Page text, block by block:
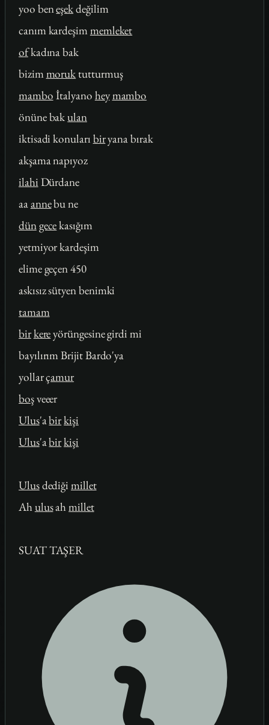
yoo beneşekdeğilim
canım kardeşimmemleket
ofkadına bak
bizimmoruk tutturmuş
mambo İtalyano heymambo
önüne bakulan
iktisadi konuları biryana bırak
akşama napıyoz
ilahi Dürdane
aaannebu ne
düngecekasığım
yetmiyor kardeşim
elime geçen 450
askısız sütyen benimki
tamam
birkereyörüngesine girdi mi
bayılırım Brijit Bardo'ya
yollarçamur
boşveeer
Ulus'abirkişi
Ulus'abirkişi
Ulusdediğimillet
Ahulusahmillet
SUAT TAŞER